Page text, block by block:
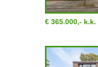
€ 365.000,- k.k.